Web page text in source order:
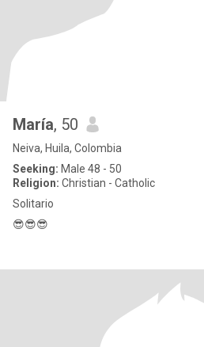
María, 50
Neiva, Huila, Colombia
Seeking: Male 48 - 50
Religion: Christian - Catholic
Solitario
😎😎😎